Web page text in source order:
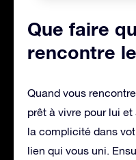
Que faire
rencontre
Quand vous
prêt à vivre pour lui
la complicité dans
lien qui vous uni.